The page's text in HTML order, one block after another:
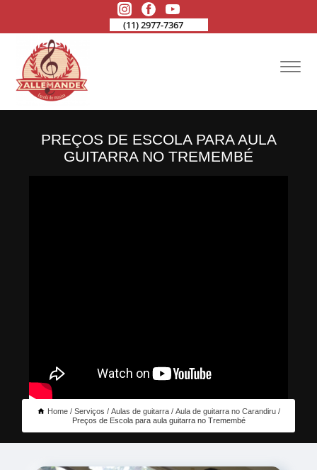
(11) 2977-7367
PREÇOS DE ESCOLA PARA AULA
GUITARRA NO TREMEMBÉ
Home Serviços Aulas de guitarra
Aula de guitarra no Carandiru
Preços de Escola para aula guitarra no Tremembé